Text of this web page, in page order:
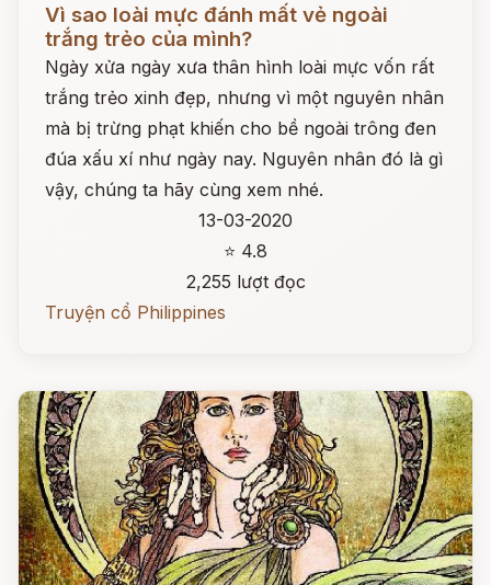
Vì sao loài mực đánh mất vẻ ngoài
trắng trẻo của mình?
Ngày xửa ngày xưa thân hình loài mực vốn rất
trắng trẻo xinh đẹp, nhưng vì một nguyên nhân
mà bị trừng phạt khiến cho bề ngoài trông đen
đúa xấu xí như ngày nay. Nguyên nhân đó là gì
vậy, chúng ta hãy cùng xem nhé.
13-03-2020
⭐ 4.8
2,255 lượt đọc
Truyện cổ Philippines